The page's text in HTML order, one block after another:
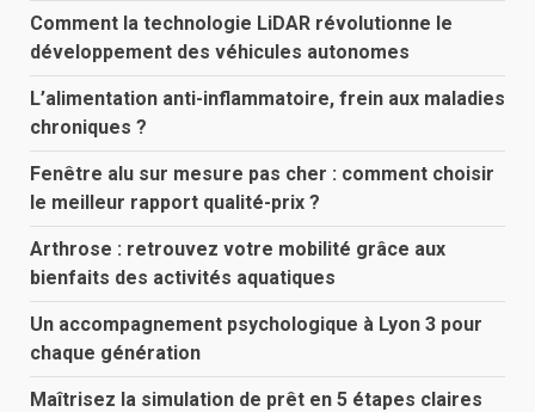
Comment la technologie LiDAR révolutionne le
développement des véhicules autonomes
L’alimentation anti-inflammatoire, frein aux maladies
chroniques ?
Fenêtre alu sur mesure pas cher : comment choisir
le meilleur rapport qualité-prix ?
Arthrose : retrouvez votre mobilité grâce aux
bienfaits des activités aquatiques
Un accompagnement psychologique à Lyon 3 pour
chaque génération
Maîtrisez la simulation de prêt en 5 étapes claires